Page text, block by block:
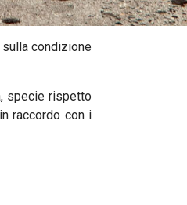
condizione
specie rispetto
raccordo con i